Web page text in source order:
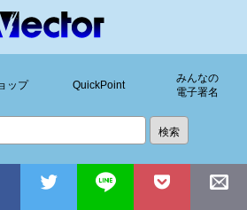
ップ QuickPoint
みんなの
電子署名